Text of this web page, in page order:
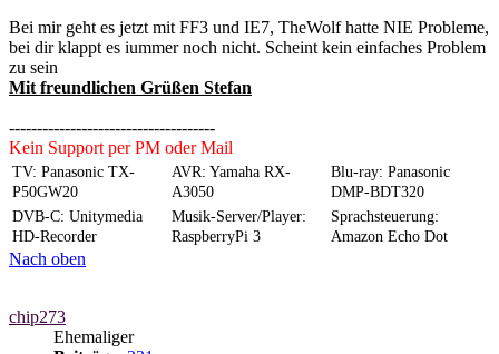
Bei mir geht es jetzt mit FF3 und IE7, TheWolf hatte NIE Probleme,
bei dir klappt es iummer noch nicht. Scheint kein einfaches Problem
zu sein
Mit freundlichen Grüßen Stefan
-------------------------------------
Kein Support per PM oder Mail
TV: Panasonic TX-
P50GW20
AVR: Yamaha RX-
A3050
Blu-ray: Panasonic
DMP-BDT320
DVB-C: Unitymedia
HD-Recorder
Musik-Server/Player:
RaspberryPi 3
Sprachsteuerung:
Amazon Echo Dot
Nach oben
chip273
Ehemaliger